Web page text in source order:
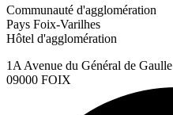
Communauté d'agglomération
Pays Foix-Varilhes
Hôtel d'agglomération
1A Avenue du Général de Gaulle
09000 FOIX